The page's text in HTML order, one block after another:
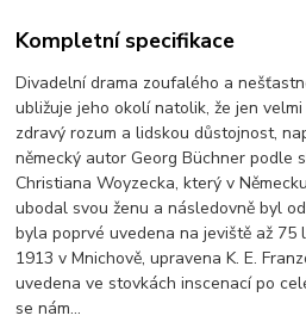
Kompletní specifikace
Divadelní drama zoufalého a
ubližuje jeho okolí natolik, že jen
zdravý rozum a lidskou důstojnost,
německý autor Georg Büchner podle
Christiana Woyzecka, který v
ubodal svou ženu a následovně byl
byla poprvé uvedena na jeviště až 75
1913 v Mnichově, upravena K. E.
uvedena ve stovkách inscenací po
se nám…